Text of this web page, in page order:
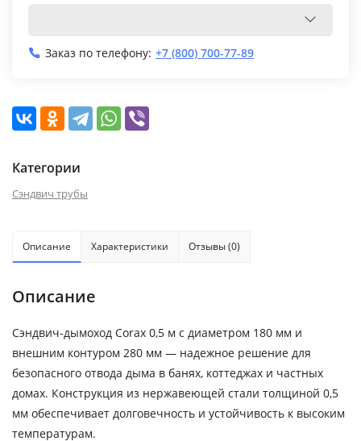
Заказ по телефону: +7 (800) 700-77-89
Категории
Сэндвич трубы
Описание Характеристики Отзывы (0)
Описание
Сэндвич-дымоход Corax 0,5 м с диаметром 180 мм и
внешним контуром 280 мм — надежное решение для
безопасного отвода дыма в банях, коттеджах и частных
домах. Конструкция из нержавеющей стали толщиной 0,5
мм обеспечивает долговечность и устойчивость к высоким
температурам.